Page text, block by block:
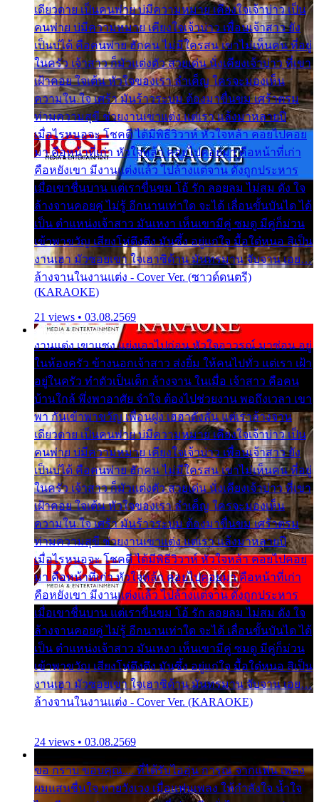
เดียวดาย เป็นคนพ่าย บ่มีความหมาย เคียงใจเจ้าบ่าว เป็น
คนพ่าย บ่มีความหมาย เคียงใจเจ้าบ่าว เพื่อนเจ้าสาว ยัง
เป็นบ่ได้ คือคนพ่าย ฮักคน ไม่มีใครสน เขาไม่เห็นคน ที่อยู่
ในครัว เจ้าสาว ก็มัวแต่งตัว สวยเด่น นั่งเคียงเจ้าบ่าว ที่เขา
เฝ้าคอย ใจเต้น หัวใจของเรา ลำเค็ญ ใครจะมองเห็น
ความใน ใจ เศร้า มันร้าวระบม ต้องมาขื่นขม เศร้าตรม
ท่ามความสุขี ช่วยงานเขาแต่ง แต่เรา แล้งมาหลายปี
เมื่อไรหนอจะ โชคดี ได้มีพิธีวิวาห์ หัวใจหล้า คอยไปคอย
มา คือหน้าที่เก่า หัวใจหล้า คอยไปคอยมา คือหน้าที่เก่า
คือหยังเขา มีงานแต่งแล้ว ไปล้างแต่จาน ดั่งถูกประหาร
เมื่อเขาชื่นบาน แต่เราขื่นขม โอ้ รัก ลอยลม ไม่สม ดัง ใจ
ล้างจานคอยคู่ ไม่รู้ อีกนานเท่าใด จะได้ เลื่อนขั้นบันได ได้
เป็น ตำแหน่งเจ้าสาว มันเหงา เห็นเขามีคู่ ซมดู มีคู่ก็ม่วน
เข้าพาขวัญ เสียงโห่ตึงตึง มันซึ้ง อยู่แก่ใจ มื้อใด๋หนอ สิเป็น
งานเฮา มัวซอยเขา ใจเฮาซิด้าน มันทรมาน จับจาน เอย…
ล้างจานในงานแต่ง - Cover Ver. (ซาวด์ดนตรี)
(KARAOKE)
21 views • 03.08.2569
งานแต่ง เขาแซง แย่งเอาไปก่อน หัวใจอาวรณ์ มาซ่อน อยู่
ในห้องครัว ข้างนอกเจ้าสาว ส่งยิ้ม ให้คนไปทั่ว แต่เรา เฝ้า
อยู่ในครัว ทำตัวเป็นเด็ก ล้างจาน ในเมื่อ เจ้าสาว คือคน
บ้านใกล้ พึ่งพาอาศัย จำใจ ต้องไปช่วยงาน พอถึงเวลา เขา
พา กันเข้าพาขวัญ เพื่อนฝูง เฮฮาดังลั่น แต่เราล้างจาน
เดียวดาย เป็นคนพ่าย บ่มีความหมาย เคียงใจเจ้าบ่าว เป็น
คนพ่าย บ่มีความหมาย เคียงใจเจ้าบ่าว เพื่อนเจ้าสาว ยัง
เป็นบ่ได้ คือคนพ่าย ฮักคน ไม่มีใครสน เขาไม่เห็นคน ที่อยู่
ในครัว เจ้าสาว ก็มัวแต่งตัว สวยเด่น นั่งเคียงเจ้าบ่าว ที่เขา
เฝ้าคอย ใจเต้น หัวใจของเรา ลำเค็ญ ใครจะมองเห็น
ความใน ใจ เศร้า มันร้าวระบม ต้องมาขื่นขม เศร้าตรม
ท่ามความสุขี ช่วยงานเขาแต่ง แต่เรา แล้งมาหลายปี
เมื่อไรหนอจะ โชคดี ได้มีพิธีวิวาห์ หัวใจหล้า คอยไปคอย
มา คือหน้าที่เก่า หัวใจหล้า คอยไปคอยมา คือหน้าที่เก่า
คือหยังเขา มีงานแต่งแล้ว ไปล้างแต่จาน ดั่งถูกประหาร
เมื่อเขาชื่นบาน แต่เราขื่นขม โอ้ รัก ลอยลม ไม่สม ดัง ใจ
ล้างจานคอยคู่ ไม่รู้ อีกนานเท่าใด จะได้ เลื่อนขั้นบันได ได้
เป็น ตำแหน่งเจ้าสาว มันเหงา เห็นเขามีคู่ ซมดู มีคู่ก็ม่วน
เข้าพาขวัญ เสียงโห่ตึงตึง มันซึ้ง อยู่แก่ใจ มื้อใด๋หนอ สิเป็น
งานเฮา มัวซอยเขา ใจเฮาซิด้าน มันทรมาน จับจาน เอย…
ล้างจานในงานแต่ง - Cover Ver. (KARAOKE)
24 views • 03.08.2569
ขอ กราบ ขอบคุณ.... ที่ได้รับไออุ่น การุณ จากแฟน เพลง
ผมแสนชื่นใจ หายวังเวง เมื่อแฟนเพลง ให้กำลังใจ น้ำใจ